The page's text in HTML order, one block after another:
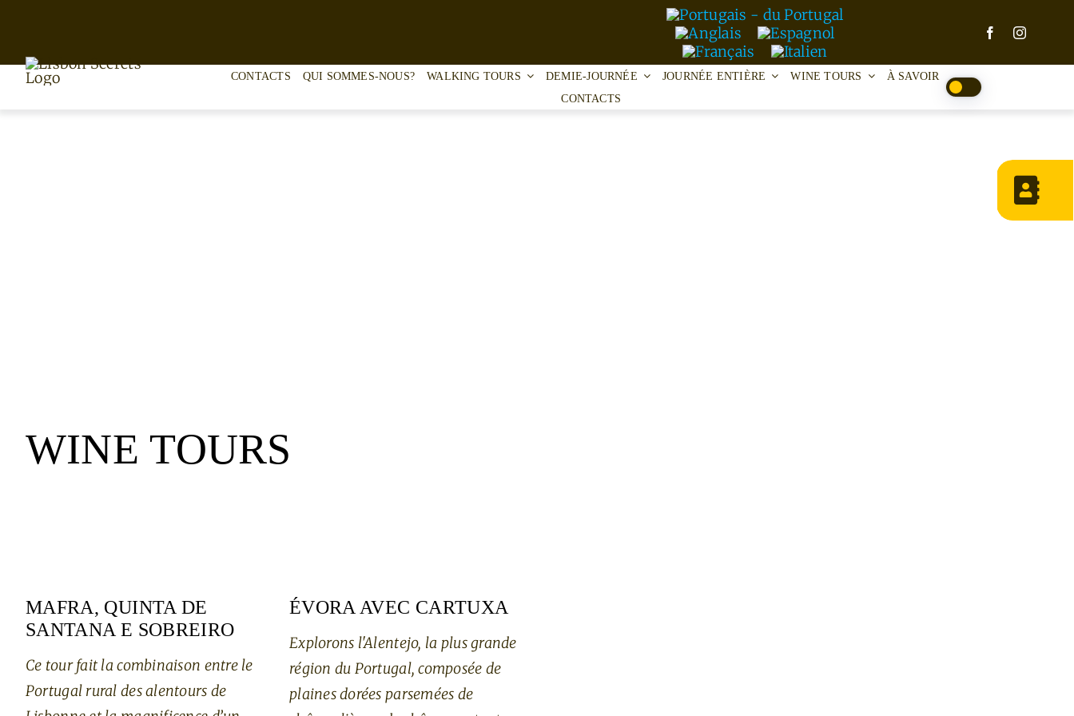
content
CONTACTS QUI SOMMES-NOUS? WALKING TOURS DEMIE-JOURNÉE JOURNÉE ENTIÈRE WINE TOURS
À SAVOIR
CONTACTS
WINE TOURS
MAFRA, QUINTA DE
SANTANA E SOBREIRO
Ce tour fait la combinaison entre le
Portugal rural des alentours de
ÉVORA AVEC CARTUXA
Explorons l'Alentejo, la plus grande
région du Portugal, composée de
plaines dorées parsemées de